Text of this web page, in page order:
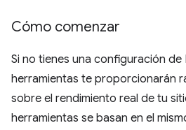
Cómo comenzar
Si no tienes una configuración de
herramientas te proporcionarán
sobre el rendimiento real de tu
herramientas se basan en el